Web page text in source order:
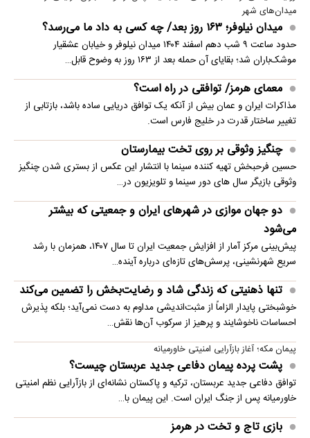
میدان‌های شهر
میدان نیلوفر؛ ۱۶۳ روز بعد/ چه کسی به داد ما می‌رسد؟
حدود ساعت ۹ شب دهم اسفند ۱۴۰۴ میدان نیلوفر و خیابان عشقیار
موشک‌باران شد؛ بقایای آن حمله بعد از ۱۶۳ روز به وضوح قابل…
معمای هرمز/ توافقی در راه است؟
مذاکرات ایران و عمان بیش از آنکه یک توافق دریایی ساده باشد، بازتابی از
تغییر ساختار قدرت در خلیج فارس است.
چنگیز وثوقی بر روی تخت بیمارستان
حسین فرحبخش تهیه کننده سینما با انتشار این عکس از بستری شدن چنگیز
وثوقی بازیگر سال های دور سینما و تلویزیون در…
دو جهان موازی در شهرهای ایران و جمعیتی که بیشتر
می‌شود
پیش‌بینی مرکز آمار از افزایش جمعیت ایران تا سال ۱۴۰۷، همزمان با رشد
سریع شهرنشینی، پرسش‌های تازه‌ای درباره آینده…
تنها ذهنیتی که زندگی شاد و رضایت‌بخش را تضمین می‌کند
خوشبختی پایدار الزاماً از مثبت‌اندیشی مداوم به دست نمی‌آید؛ بلکه پذیرش
احساسات ناخوشایند و پرهیز از سرکوب آن‌ها نقش…
پیمان مکه؛ آغاز بازآرایی امنیتی خاورمیانه
پشت پرده پیمان دفاعی جدید عربستان چیست؟
توافق دفاعی جدید عربستان، ترکیه و پاکستان نشانه‌ای از بازآرایی نظم امنیتی
خاورمیانه پس از جنگ ایران است. این پیمان با…
بازی تاج و تخت در هرمز